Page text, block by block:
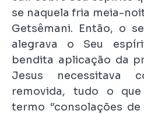
se naquela fria meia-
Getsêmani. Então, o
alegrava o Seu
bendita aplicação da
Jesus necessitava
removida, tudo o
termo “consolações